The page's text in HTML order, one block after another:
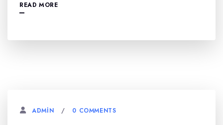
READ MORE
ADMIN 0 COMMENTS